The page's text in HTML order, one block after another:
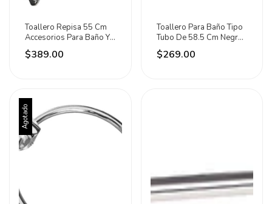
Toallero Repisa 55 Cm
Accesorios Para Baño Y
Regadera Meer Plateado
$389.00
Toallero Para Baño Tipo
Tubo De 58.5 Cm Negro
Mate Meer Negro
$269.00
Agotado